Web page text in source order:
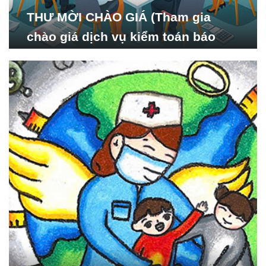
THƯ MỜI CHÀO GIÁ (Tham gia
chào giá dịch vụ kiểm toán báo
Nghiên cứu Phát triển Xã
hội_ISDS)